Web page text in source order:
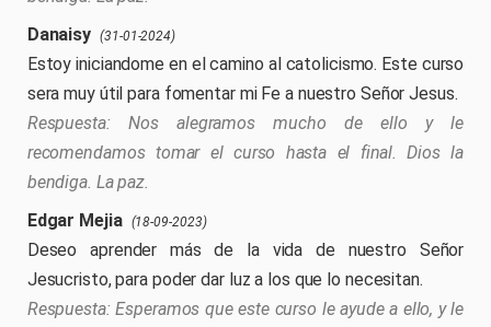
Danaisy (31-01-2024)
Estoy iniciandome en el camino al catolicismo. Este curso
sera muy útil para fomentar mi Fe a nuestro Señor Jesus.
Nos alegramos mucho de ello y le
recomendamos tomar el curso hasta el final. Dios la
bendiga. La paz.
Edgar Mejia
(18-09-2023)
Deseo aprender más de la vida de nuestro Señor
Jesucristo, para poder dar luz a los que lo necesitan.
Esperamos que este curso le ayude a ello, y le